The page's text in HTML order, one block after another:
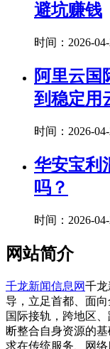
避坑赚钱
时间：2026-
阿里云国
到稳定用
时间：2026-
华安宝利
吗？
时间：2026-
网站简介
千龙新闻信息网千
导，立足首都、面
国际接轨，跨地区
断整合自身资源的
求在传统服务、网